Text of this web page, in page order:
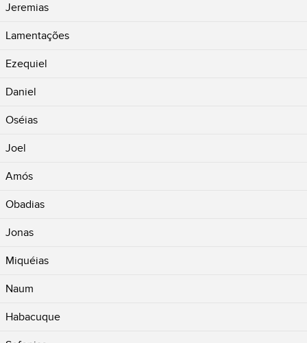
Jeremias
Lamentações
Ezequiel
Daniel
Oséias
Joel
Amós
Obadias
Jonas
Miquéias
Naum
Habacuque